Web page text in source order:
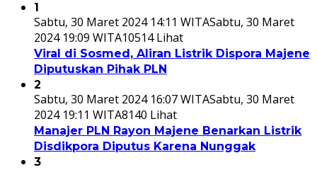
1
Sabtu, 30 Maret 2024 14:11 WITASabtu, 30 Maret
2024 19:09 WITA10514 Lihat
Viral di Sosmed, Aliran Listrik Dispora Majene
Diputuskan Pihak PLN
2
Sabtu, 30 Maret 2024 16:07 WITASabtu, 30 Maret
2024 19:11 WITA8140 Lihat
Manajer PLN Rayon Majene Benarkan Listrik
Disdikpora Diputus Karena Nunggak
3